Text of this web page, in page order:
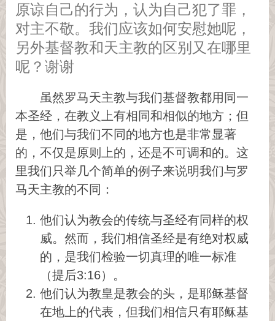
原谅自己的行为，认为自己犯了罪，
对主不敬。我们应该如何安慰她呢，
另外基督教和天主教的区别又在哪里
呢？谢谢
虽然罗马天主教与我们基督教都用同一
本圣经，在教义上有相同和相似的地方；但
是，他们与我们不同的地方也是非常显著
的，不仅是原则上的，还是不可调和的。这
里我们只举几个简单的例子来说明我们与罗
马天主教的不同：
他们认为教会的传统与圣经有同样的权
威。然而，我们相信圣经是有绝对权威
的，是我们检验一切真理的唯一标准
（提后3:16）。
他们认为教皇是教会的头，是耶稣基督
在地上的代表，但我们相信只有耶稣基